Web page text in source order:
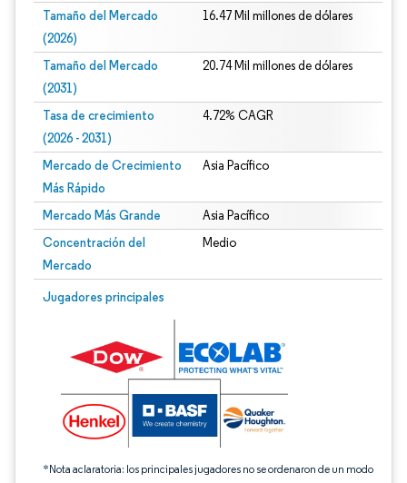
Tamaño del Mercado
(2026)
16.47 Mil millones de dólares
Tamaño del Mercado
(2031)
20.74 Mil millones de dólares
Tasa de crecimiento
(2026 - 2031)
4.72% CAGR
Mercado de Crecimiento
Más Rápido
Asia Pacífico
Mercado Más Grande Asia Pacífico
Concentración del
Mercado
Medio
Jugadores principales
*Nota aclaratoria: los principales jugadores no se ordenaron de un modo
Imagen © Mordor Intelligence. El uso requiere atribución según CC BY 4.0.